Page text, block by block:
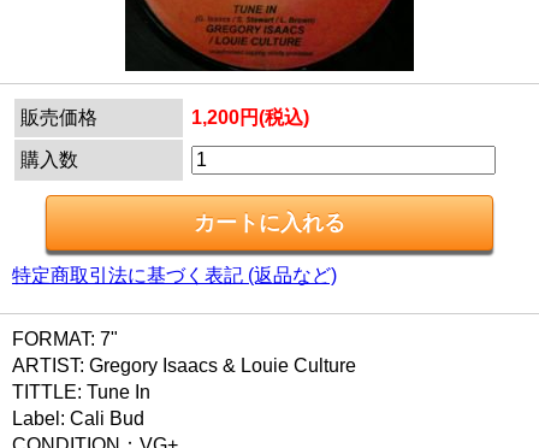
販売価格 1,200円(税込)
購入数
特定商取引法に基づく表記 (返品など)
FORMAT: 7"
ARTIST: Gregory Isaacs & Louie Culture
TITTLE: Tune In
Label: Cali Bud